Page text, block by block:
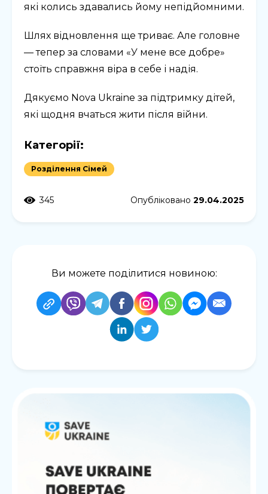
які колись здавались йому непідйомними.
Шлях відновлення ще триває. Але головне
— тепер за словами «У мене все добре»
стоїть справжня віра в себе і надія.
Дякуємо Nova Ukraine за підтримку дітей,
які щодня вчаться жити після війни.
Категорії:
Розділення Сімей
345 Опубліковано 29.04.2025
Ви можете поділитися новиною: